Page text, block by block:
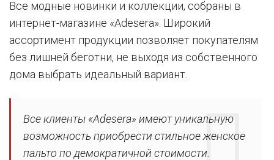
Все модные новинки и коллекции, собраны в
интернет-магазине «Adesera». Широкий
ассортимент продукции позволяет покупателям
без лишней беготни, не выходя из собственного
дома выбрать идеальный вариант.
Все клиенты «Adesera» имеют уникальную
возможность приобрести стильное женское
пальто по демократичной стоимости.